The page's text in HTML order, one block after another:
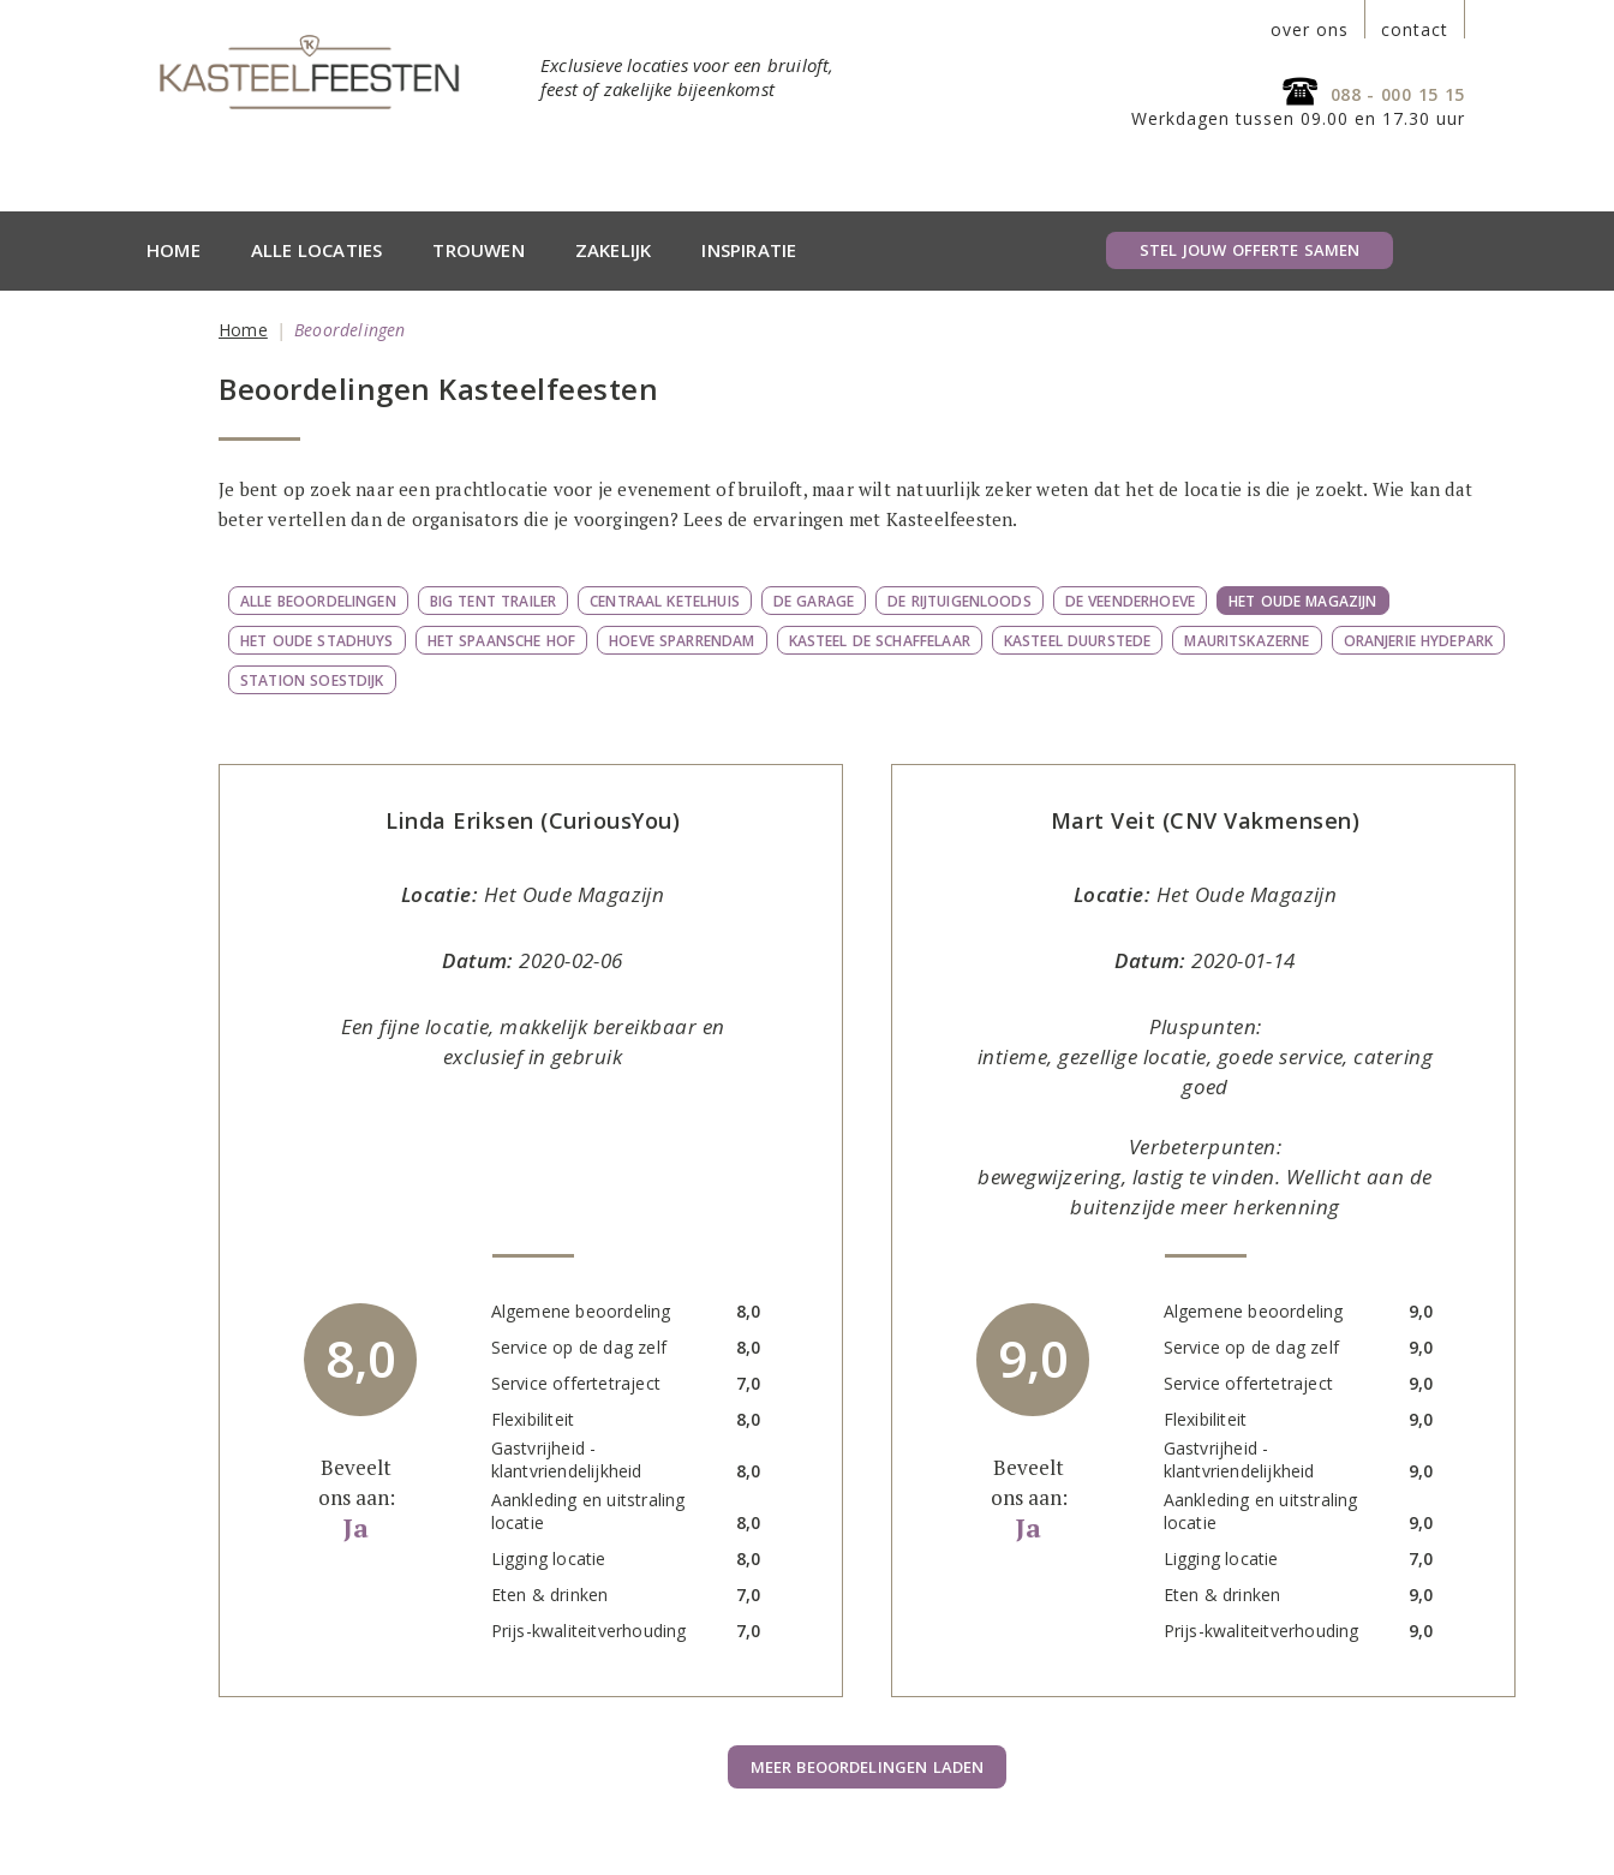
Exclusieve locaties voor een bruiloft,
feest of zakelijke bijeenkomst
over ons contact
088 - 000 15 15
Werkdagen tussen 09.00 en 17.30 uur
HOME ALLE LOCATIES TROUWEN ZAKELIJK INSPIRATIE STEL JOUW OFFERTE SAMEN
Home Beoordelingen
Beoordelingen Kasteelfeesten
Je bent op zoek naar een prachtlocatie voor je evenement of bruiloft, maar wilt natuurlijk zeker weten dat het de locatie is die je zoekt. Wie kan dat
beter vertellen dan de organisators die je voorgingen? Lees de ervaringen met Kasteelfeesten.
ALLE BEOORDELINGEN BIG TENT TRAILER CENTRAAL KETELHUIS DE GARAGE DE RIJTUIGENLOODS DE VEENDERHOEVE
HET OUDE MAGAZIJN
HET OUDE STADHUYS
HET SPAANSCHE HOF HOEVE SPARRENDAM KASTEEL DE SCHAFFELAAR KASTEEL DUURSTEDE MAURITSKAZERNE
ORANJERIE HYDEPARK
STATION SOESTDIJK
Linda Eriksen (CuriousYou)
Locatie: Het Oude Magazijn
Datum: 2020-02-06
Een fijne locatie, makkelijk bereikbaar en
exclusief in gebruik
8,0
Beveelt
ons aan:
Ja
Algemene beoordeling
8,0
Service op de dag zelf
8,0
Service offertetraject
7,0
Flexibiliteit
8,0
Gastvrijheid -
klantvriendelijkheid
8,0
Aankleding en uitstraling
locatie
8,0
Ligging locatie
8,0
Eten & drinken
7,0
Prijs-kwaliteitverhouding
7,0
Mart Veit (CNV Vakmensen)
Locatie: Het Oude Magazijn
Datum: 2020-01-14
Pluspunten:
intieme, gezellige locatie, goede service, catering
goed
Verbeterpunten:
bewegwijzering, lastig te vinden. Wellicht aan de
buitenzijde meer herkenning
9,0
Beveelt
ons aan:
Ja
Algemene beoordeling
9,0
Service op de dag zelf
9,0
Service offertetraject
9,0
Flexibiliteit
9,0
Gastvrijheid -
klantvriendelijkheid
9,0
Aankleding en uitstraling
locatie
9,0
Ligging locatie
7,0
Eten & drinken
9,0
Prijs-kwaliteitverhouding
9,0
MEER BEOORDELINGEN LADEN